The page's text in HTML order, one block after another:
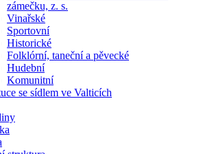
zámečku, z. s.
Vinařské
Sportovní
Historické
Folklórní, taneční a pěvecké
Hudební
Komunitní
se sídlem ve Valticích